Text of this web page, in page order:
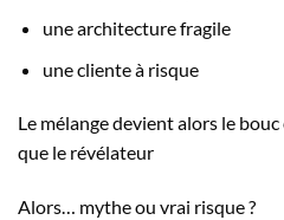
une architecture fragile
une cliente à risque
Le mélange devient alors le bouc
que le révélateur
Alors… mythe ou vrai risque ?